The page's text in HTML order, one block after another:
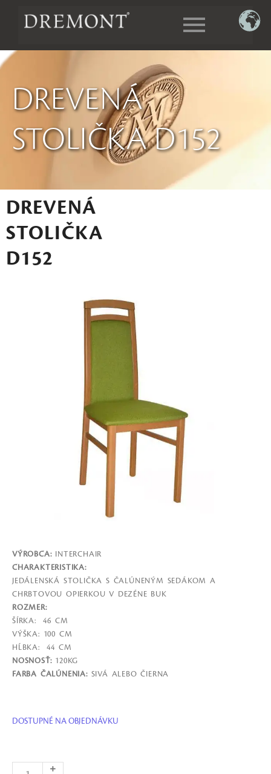
DREVENÁ
STOLIČKA D152
DREVENÁ
STOLIČKA
D152
VÝROBCA:INTERCHAIR
CHARAKTERISTIKA:
JEDÁLENSKÁ STOLIČKA S ČALÚNENÝM SEDÁKOM A
CHRBTOVOU OPIERKOU V DEZÉNE BUK
ROZMER:
ŠÍRKA: 46 CM
VÝŠKA: 100 CM
HĹBKA: 44 CM
NOSNOSŤ: 120KG
FARBA ČALÚNENIA:SIVÁ ALEBO ČIERNA
DOSTUPNÉ NA OBJEDNÁVKU